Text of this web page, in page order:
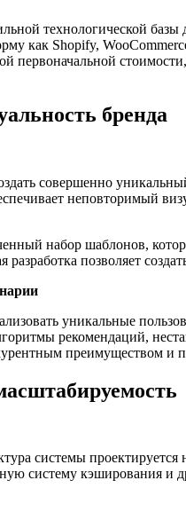
технологической базы
как Shopify,
первоначальной
бренда
совершенно
неповторимый
набор шаблонов,
позволяет
уникальные
рекомендаций,
преимуществом и
системы
систему кэширования и